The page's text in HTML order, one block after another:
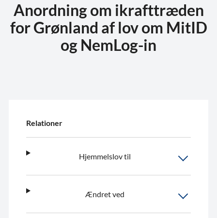
Anordning om ikrafttræden
for Grønland af lov om MitID
og NemLog-in
Relationer
Hjemmelslov til
Ændret ved